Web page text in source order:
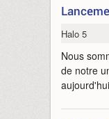
Halo 5
Nous
de notre